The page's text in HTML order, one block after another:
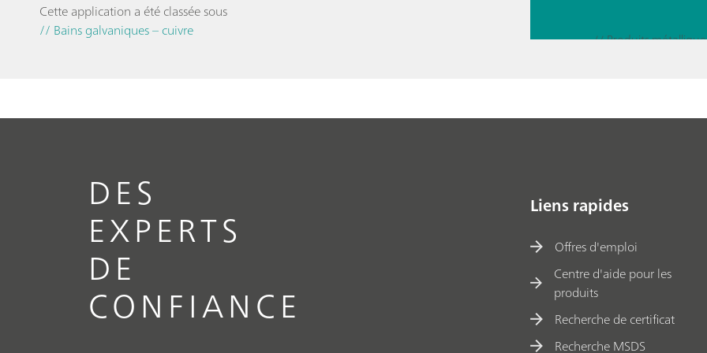
Cette application a été classée sous
// Bains galvaniques – cuivre
respo
DES
EXPERTS
DE
CONFIANCE
Liens rapides
Offres d'emploi
Centre d'aide pour les
produits
Recherche de certificat
Recherche MSDS